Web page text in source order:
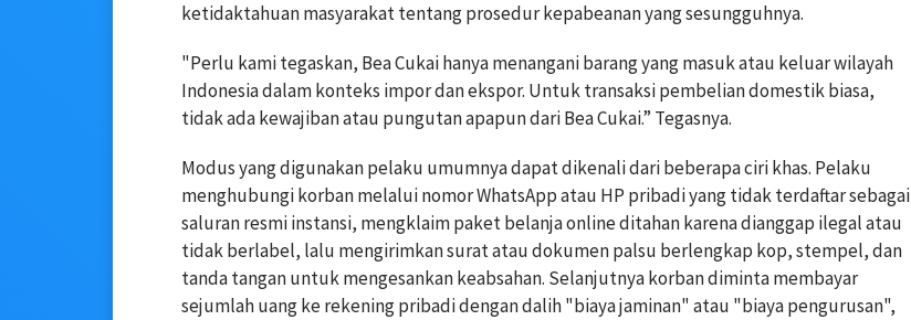
ketidaktahuan masyarakat tentang prosedur kepabeanan yang sesungguhnya.
"Perlu kami tegaskan, Bea Cukai hanya menangani barang yang masuk atau keluar wilayah
Indonesia dalam konteks impor dan ekspor. Untuk transaksi pembelian domestik biasa,
tidak ada kewajiban atau pungutan apapun dari Bea Cukai.” Tegasnya.
Modus yang digunakan pelaku umumnya dapat dikenali dari beberapa ciri khas. Pelaku
menghubungi korban melalui nomor WhatsApp atau HP pribadi yang tidak terdaftar sebagai
saluran resmi instansi, mengklaim paket belanja online ditahan karena dianggap ilegal atau
tidak berlabel, lalu mengirimkan surat atau dokumen palsu berlengkap kop, stempel, dan
tanda tangan untuk mengesankan keabsahan. Selanjutnya korban diminta membayar
sejumlah uang ke rekening pribadi dengan dalih "biaya jaminan" atau "biaya pengurusan",